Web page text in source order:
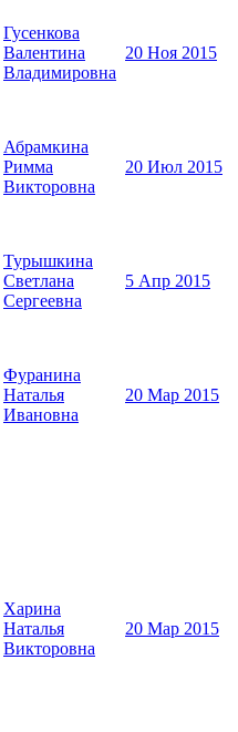
Гусенкова
Валентина
Владимировна
20 Ноя 2015
Абрамкина
Римма
Викторовна
20 Июл 2015
Турышкина
Светлана
Сергеевна
5 Апр 2015
Фуранина
Наталья
Ивановна
20 Мар 2015
Харина
Наталья
Викторовна
20 Мар 2015